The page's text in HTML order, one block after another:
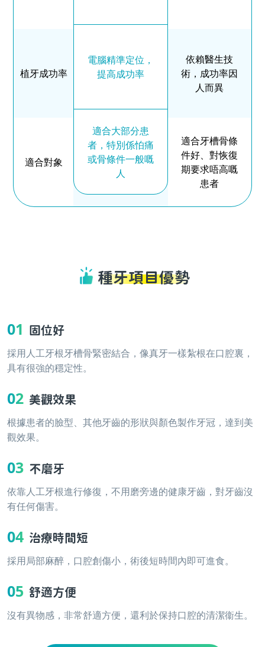
植牙成功率
適合對象
電腦精準定位，
提高成功率
適合大部分患
者，特別係怕痛
或骨條件一般嘅
人
依賴醫生技
術，成功率因
人而異
適合牙槽骨條
件好、對恢復
期要求唔高嘅
患者
種牙項目優勢
01 固位好
採用人工牙根牙槽骨緊密結合，像真牙一樣紮根在口腔裏，
具有很強的穩定性。
02 美觀效果
根據患者的臉型、其他牙齒的形狀與顏色製作牙冠，達到美
觀效果。
03 不磨牙
依靠人工牙根進行修復，不用磨旁邊的健康牙齒，對牙齒沒
有任何傷害。
04 治療時間短
採用局部麻醉，口腔創傷小，術後短時間內即可進食。
05 舒適方便
沒有異物感，非常舒適方便，還利於保持口腔的清潔衞生。